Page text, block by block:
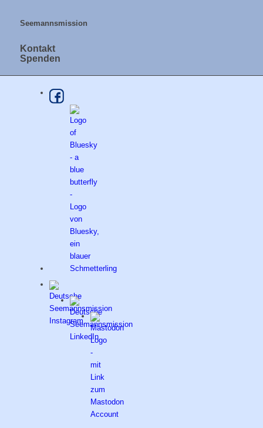
Seemannsmission
Kontakt
Spenden